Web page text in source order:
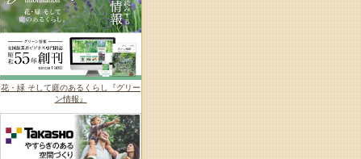
花・緑 そして庭のあるくらし『グリー
ン情報』